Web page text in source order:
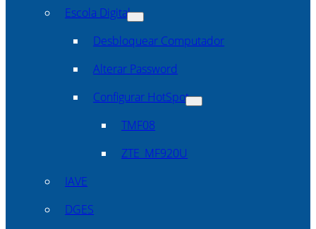
Escola Digital
Desbloquear Computador
Alterar Password
Configurar HotSpot
TMF08
ZTE_MF920U
IAVE
DGES